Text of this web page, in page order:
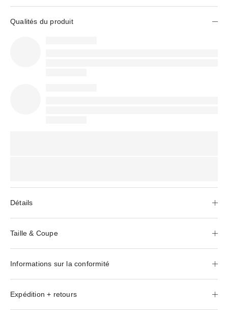
Qualités du produit
Détails
Taille & Coupe
Informations sur la conformité
Expédition + retours